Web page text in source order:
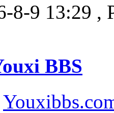
8-9 13:29 ,
BBS